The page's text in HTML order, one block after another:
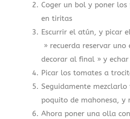
Coger un bol y poner
en tiritas
Escurrir el atún, y picar
» recuerda reservar uno
decorar al final » y
Picar los tomates a
Seguidamente
poquito de mahonesa, y
Ahora poner una olla